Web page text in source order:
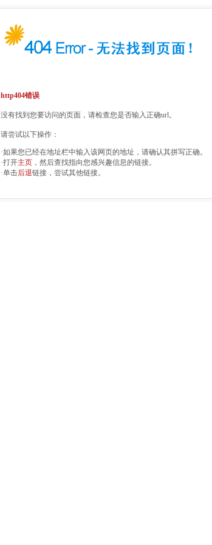
http404错误
没有找到您要访问的页面，请检查您是否输入正确url。
请尝试以下操作：
·如果您已经在地址栏中输入该网页的地址，请确认其拼写正确。
·打开主页 ，然后查找指向您感兴趣信息的链接。
·单击后退链接，尝试其他链接。